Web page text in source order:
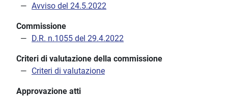
Avviso del 24.5.2022
Commissione
D.R. n.1055 del 29.4.2022
Criteri di valutazione della commissione
Criteri di valutazione
Approvazione atti